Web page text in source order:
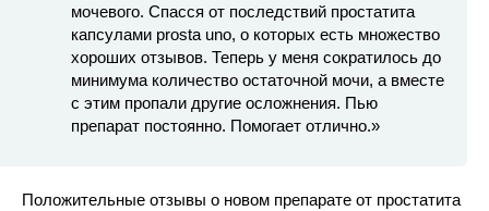
мочевого. Спасся от последствий простатита
капсулами prosta uno, о которых есть множество
хороших отзывов. Теперь у меня сократилось до
минимума количество остаточной мочи, а вместе
с этим пропали другие осложнения. Пью
препарат постоянно. Помогает отлично.»
Положительные отзывы о новом препарате от простатита